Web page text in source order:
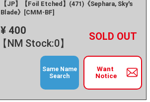
【JP】【Foil Etched】(471)《Sephara, Sky's
Blade》[CMM-BF]
¥ 400
【NM Stock:0】
－ +
Want
Notice
Same Name
Search